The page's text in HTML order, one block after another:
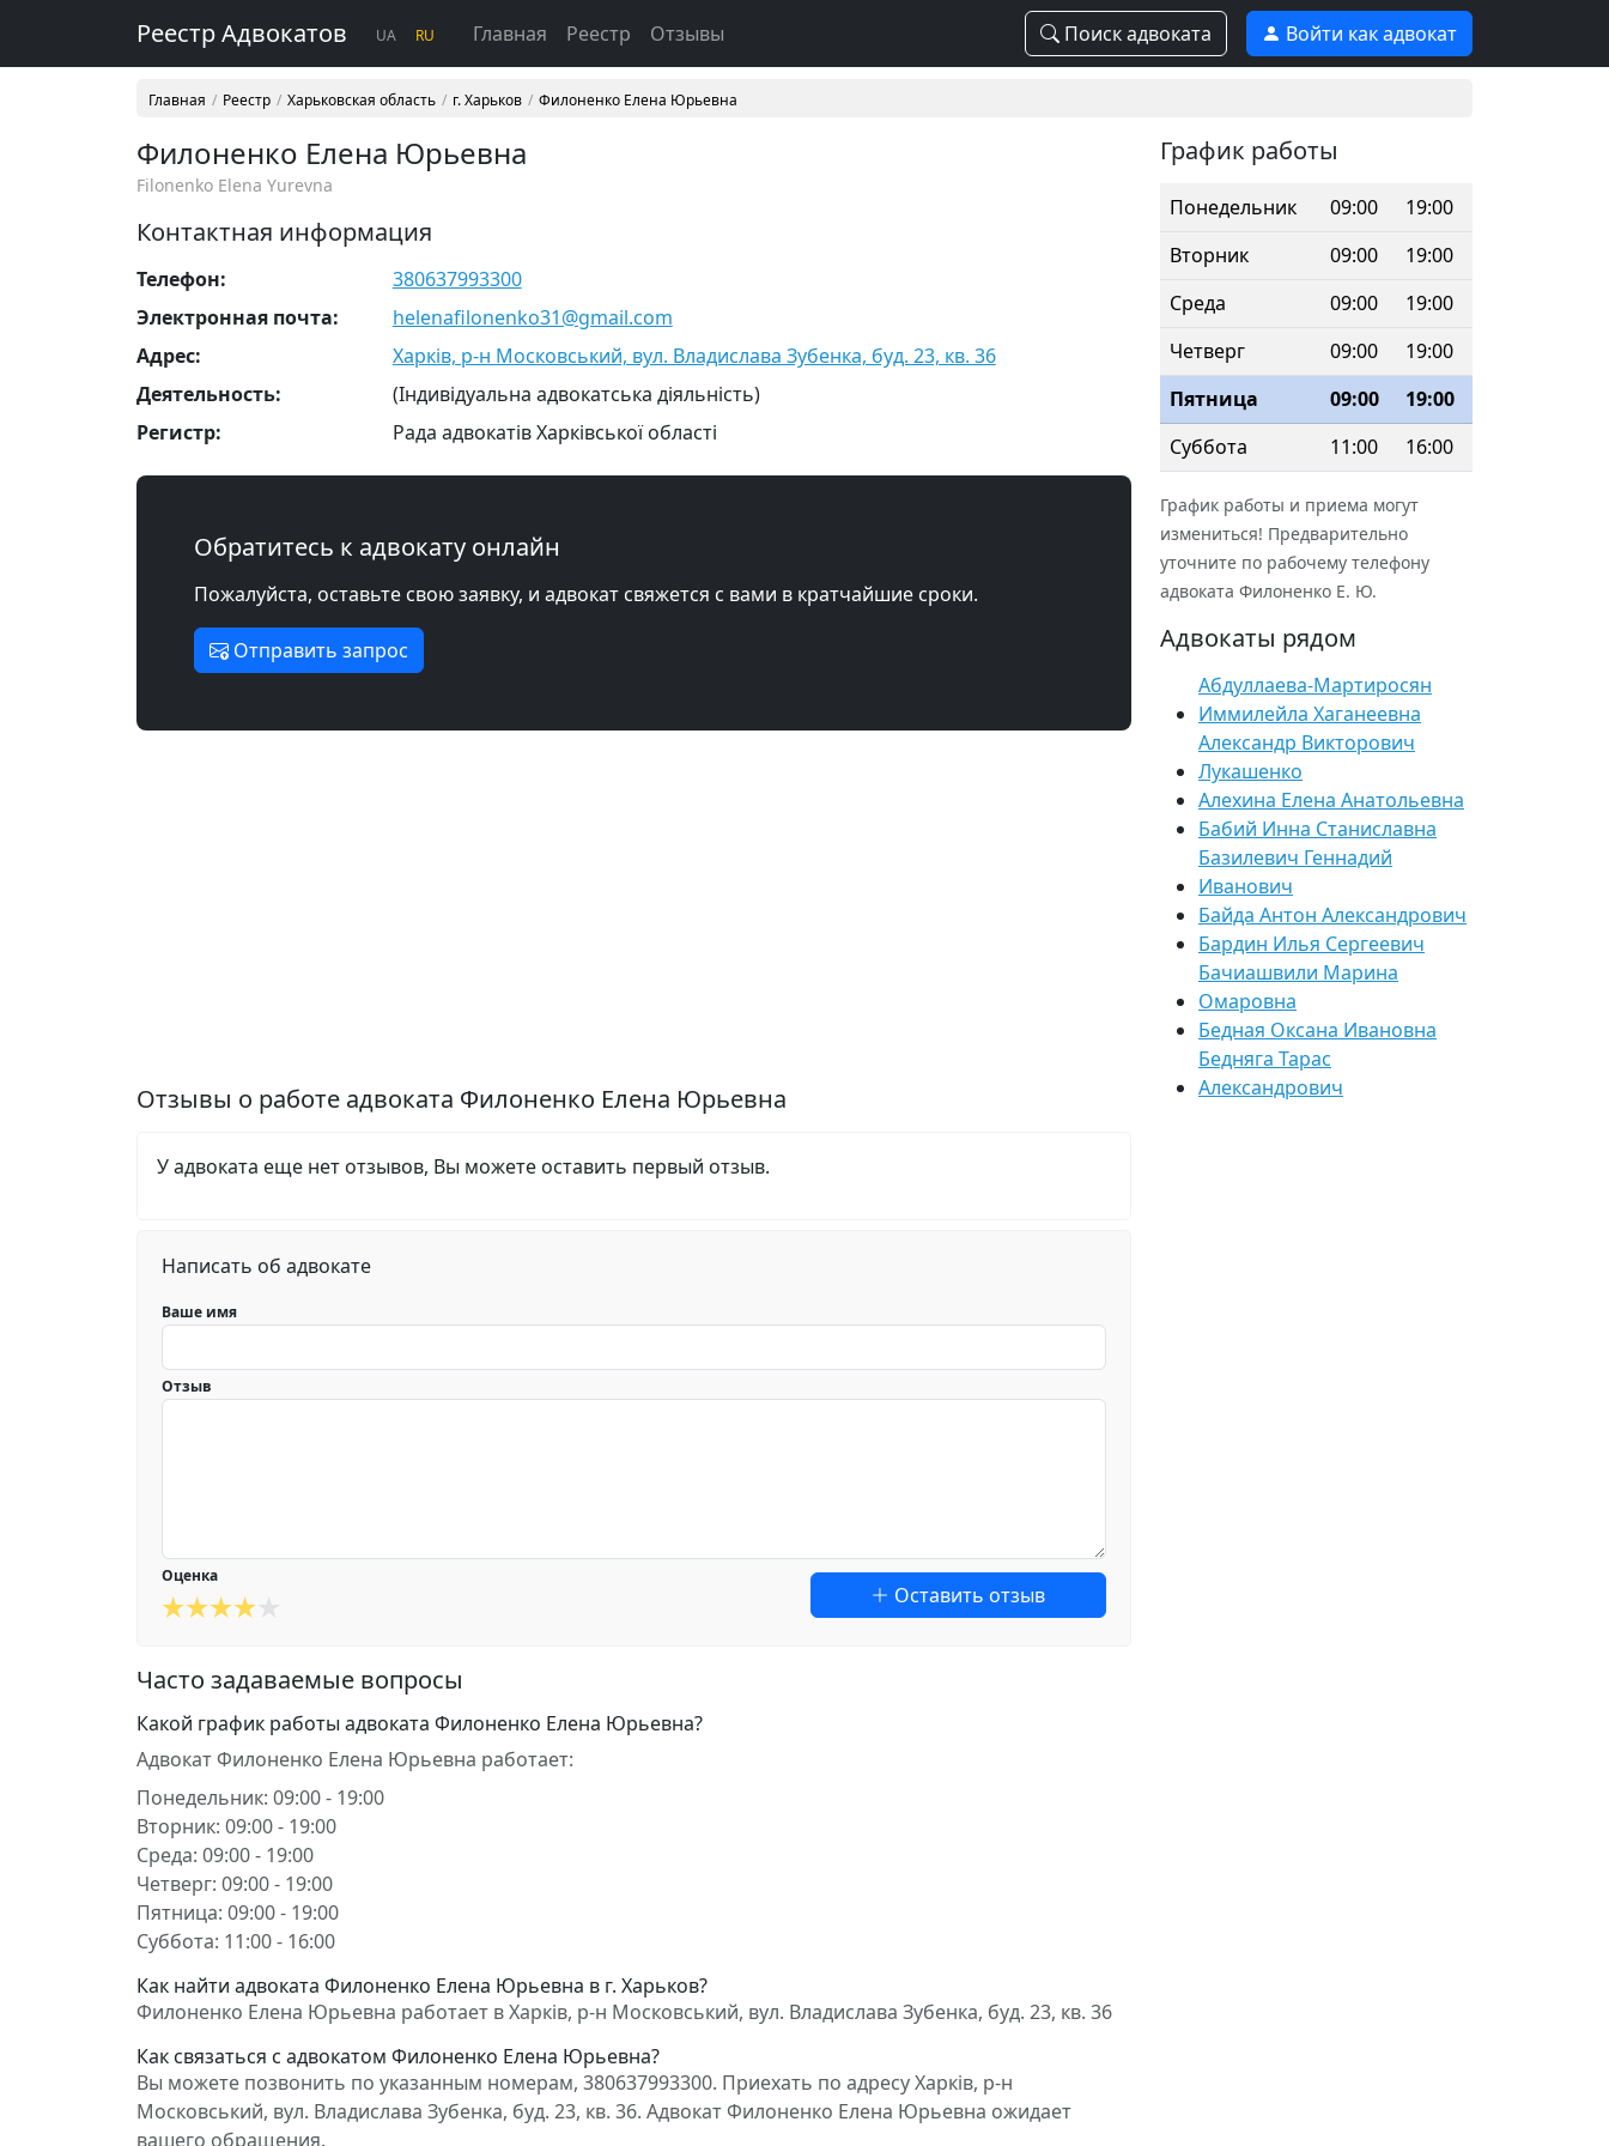
Реестр Адвокатов UA RU Главная Реестр Отзывы Поиск адвоката Войти как адвокат
Главная Реестр Харьковская область г. Харьков Филоненко Елена Юрьевна
Филоненко Елена Юрьевна
Filonenko Elena Yurevna
Контактная информация
Телефон:
380637993300
Электронная почта:
helenafilonenko31@gmail.com
Адрес:
Харків, р-н Московський, вул. Владислава Зубенка, буд. 23, кв. 36
Деятельность:
(Індивідуальна адвокатська діяльність)
Регистр:
Рада адвокатів Харківської області
Обратитесь к адвокату онлайн
Пожалуйста, оставьте свою заявку, и адвокат свяжется с вами в кратчайшие сроки.
Отправить запрос
Отзывы о работе адвоката Филоненко Елена Юрьевна
У адвоката еще нет отзывов, Вы можете оставить первый отзыв.
Написать об адвокате
Ваше имя
Отзыв
Оценка
Оставить отзыв
Часто задаваемые вопросы
Какой график работы адвоката Филоненко Елена Юрьевна?
Адвокат Филоненко Елена Юрьевна работает:
Понедельник: 09:00 - 19:00
Вторник: 09:00 - 19:00
Среда: 09:00 - 19:00
Четверг: 09:00 - 19:00
Пятница: 09:00 - 19:00
Суббота: 11:00 - 16:00
Как найти адвоката Филоненко Елена Юрьевна в г. Харьков?
Филоненко Елена Юрьевна работает в Харків, р-н Московський, вул. Владислава Зубенка, буд. 23, кв. 36
Как связаться с адвокатом Филоненко Елена Юрьевна?
Вы можете позвонить по указанным номерам, 380637993300. Приехать по адресу Харків, р-н
Московський, вул. Владислава Зубенка, буд. 23, кв. 36. Адвокат Филоненко Елена Юрьевна ожидает
вашего обращения.
График работы
Понедельник 09:00
19:00
Вторник
09:00
19:00
Среда
09:00
19:00
Четверг
09:00
19:00
Пятница
09:00
19:00
Суббота
11:00 16:00
График работы и приема могут
измениться! Предварительно
уточните по рабочему телефону
адвоката Филоненко Е. Ю.
Адвокаты рядом
Абдуллаева-Мартиросян
Иммилейла Хаганеевна
Александр Викторович
Лукашенко
Алехина Елена Анатольевна
Бабий Инна Станиславна
Базилевич Геннадий
Иванович
Байда Антон Александрович
Бардин Илья Сергеевич
Бачиашвили Марина
Омаровна
Бедная Оксана Ивановна
Бедняга Тарас
Александрович